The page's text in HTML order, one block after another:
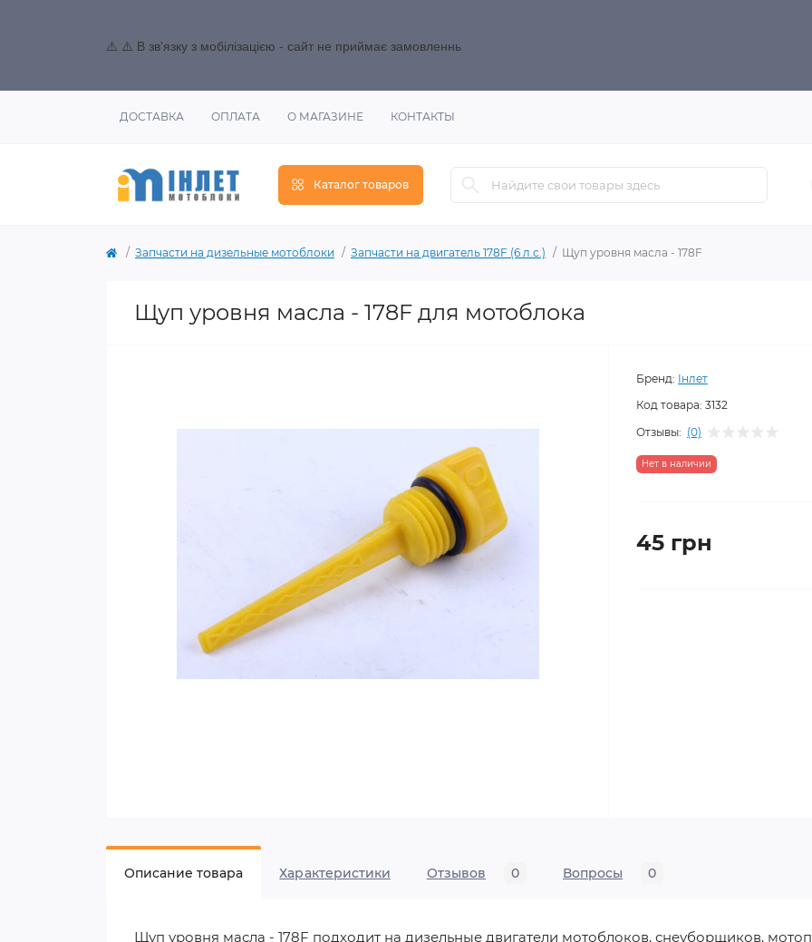
⚠️ ⚠️ В зв'язку з мобілізацією - сайт не приймає замовленнь
ДОСТАВКА ОПЛАТА О МАГАЗИНЕ КОНТАКТЫ
Каталог товаров
Запчасти на дизельные мотоблоки Запчасти на двигатель 178F (6 л.с.) Щуп уровня масла - 178F
Щуп уровня масла - 178F для мотоблока
Бренд: Інлет
Код товара: 3132
Отзывы: (0)
Нет в наличии
45 грн
Описание товара Характеристики Отзывов 0 Вопросы 0
Щуп уровня масла - 178F подходит на дизельные двигатели мотоблоков, снеуборщиков,